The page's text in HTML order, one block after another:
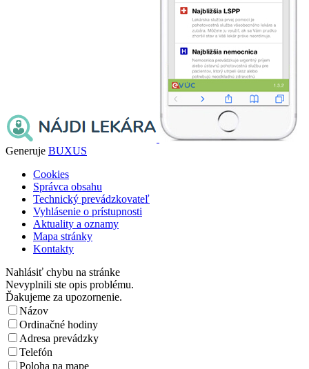
Generuje BUXUS
Cookies
Správca obsahu
Technický prevádzkovateľ
Vyhlásenie o prístupnosti
Aktuality a oznamy
Mapa stránky
Kontakty
Nahlásiť chybu na stránke
Nevyplnili ste opis problému.
Ďakujeme za upozornenie.
Názov
Ordinačné hodiny
Adresa prevádzky
Telefón
Poloha na mape